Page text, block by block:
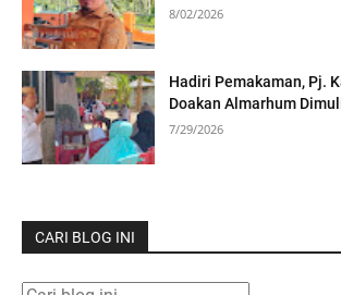
8/02/2026
Hadiri Pemakaman, Pj.
Doakan Almarhum
7/29/2026
CARI BLOG INI